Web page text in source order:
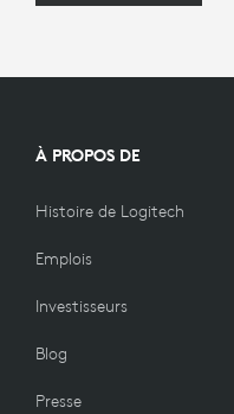
À PROPOS DE
Histoire de Logitech
Emplois
Investisseurs
Blog
Presse